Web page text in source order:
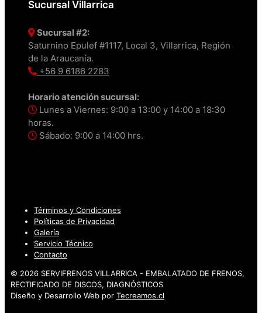
Sucursal Villarrica
Sucursal #2:
Saturnino Epulef #1117, Local 3, Villarrica, Región
de la Araucanía.
+56 9 6186 2283
Horario atención sucursal:
Lunes a Viernes: 9:00 a 13:00 y 14:00 a 18:30
horas.
Sábado: 9:00 a 14:00 hrs.
Términos y Condiciones
Políticas de Privacidad
Galería
Servicio Técnico
Contacto
© 2026 SERVIFRENOS VILLARRICA - EMBALATADO DE FRENOS,
RECTIFICADO DE DISCOS, DIAGNÓSTICOS
Diseño y Desarrollo Web por Tecreamos.cl